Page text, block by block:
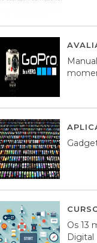
Os 13
Digital